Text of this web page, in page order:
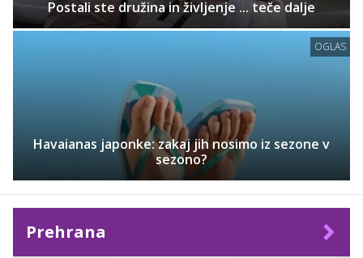
Postali ste družina in življenje ... teče dalje
OGLAS
Havaianas japonke: zakaj jih nosimo iz sezone v
sezono?
Prehrana